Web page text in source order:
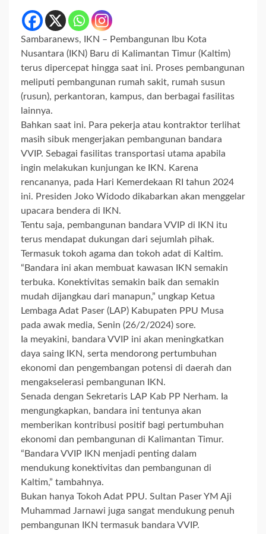
Sambaranews, IKN – Pembangunan Ibu Kota
Nusantara (IKN) Baru di Kalimantan Timur (Kaltim)
terus dipercepat hingga saat ini. Proses pembangunan
meliputi pembangunan rumah sakit, rumah susun
(rusun), perkantoran, kampus, dan berbagai fasilitas
lainnya.
Bahkan saat ini. Para pekerja atau kontraktor terlihat
masih sibuk mengerjakan pembangunan bandara
VVIP. Sebagai fasilitas transportasi utama apabila
ingin melakukan kunjungan ke IKN. Karena
rencananya, pada Hari Kemerdekaan RI tahun 2024
ini. Presiden Joko Widodo dikabarkan akan menggelar
upacara bendera di IKN.
Tentu saja, pembangunan bandara VVIP di IKN itu
terus mendapat dukungan dari sejumlah pihak.
Termasuk tokoh agama dan tokoh adat di Kaltim.
“Bandara ini akan membuat kawasan IKN semakin
terbuka. Konektivitas semakin baik dan semakin
mudah dijangkau dari manapun,” ungkap Ketua
Lembaga Adat Paser (LAP) Kabupaten PPU Musa
pada awak media, Senin (26/2/2024) sore.
Ia meyakini, bandara VVIP ini akan meningkatkan
daya saing IKN, serta mendorong pertumbuhan
ekonomi dan pengembangan potensi di daerah dan
mengakselerasi pembangunan IKN.
Senada dengan Sekretaris LAP Kab PP Nerham. Ia
mengungkapkan, bandara ini tentunya akan
memberikan kontribusi positif bagi pertumbuhan
ekonomi dan pembangunan di Kalimantan Timur.
“Bandara VVIP IKN menjadi penting dalam
mendukung konektivitas dan pembangunan di
Kaltim,” tambahnya.
Bukan hanya Tokoh Adat PPU. Sultan Paser YM Aji
Muhammad Jarnawi juga sangat mendukung penuh
pembangunan IKN termasuk bandara VVIP.